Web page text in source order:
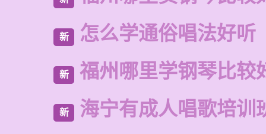
新 怎么学通俗唱法好听
新 福州哪里学钢琴比较
新 海宁有成人唱歌培训